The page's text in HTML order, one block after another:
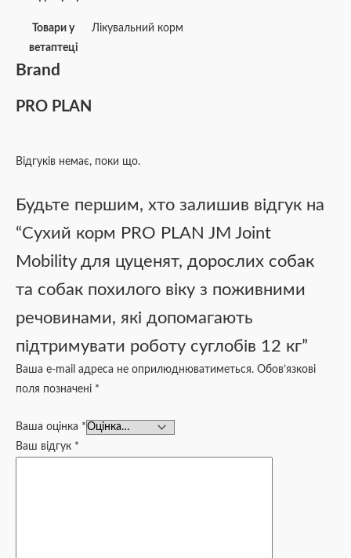
Товари у
ветаптеці
Лікувальний корм
Brand
PRO PLAN
Відгуків немає, поки що.
Будьте першим, хто залишив відгук на
“Сухий корм PRO PLAN JM Joint
Mobility для цуценят, дорослих собак
та собак похилого віку з поживними
речовинами, які допомагають
підтримувати роботу суглобів 12 кг”
Ваша e-mail адреса не оприлюднюватиметься. Обов’язкові
поля позначені *
Ваша оцінка *
Ваш відгук *